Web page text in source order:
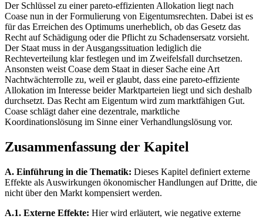
Der Schlüssel zu einer pareto-effizienten Allokation liegt nach
Coase nun in der Formulierung von Eigentumsrechten. Dabei ist es
für das Erreichen des Optimums unerheblich, ob das Gesetz das
Recht auf Schädigung oder die Pflicht zu Schadensersatz vorsieht.
Der Staat muss in der Ausgangssituation lediglich die
Rechteverteilung klar festlegen und im Zweifelsfall durchsetzen.
Ansonsten weist Coase dem Staat in dieser Sache eine Art
Nachtwächterrolle zu, weil er glaubt, dass eine pareto-effiziente
Allokation im Interesse beider Marktparteien liegt und sich deshalb
durchsetzt. Das Recht am Eigentum wird zum marktfähigen Gut.
Coase schlägt daher eine dezentrale, marktliche
Koordinationslösung im Sinne einer Verhandlungslösung vor.
Zusammenfassung der Kapitel
A. Einführung in die Thematik: Dieses Kapitel definiert externe
Effekte als Auswirkungen ökonomischer Handlungen auf Dritte, die
nicht über den Markt kompensiert werden.
A.1. Externe Effekte: Hier wird erläutert, wie negative externe